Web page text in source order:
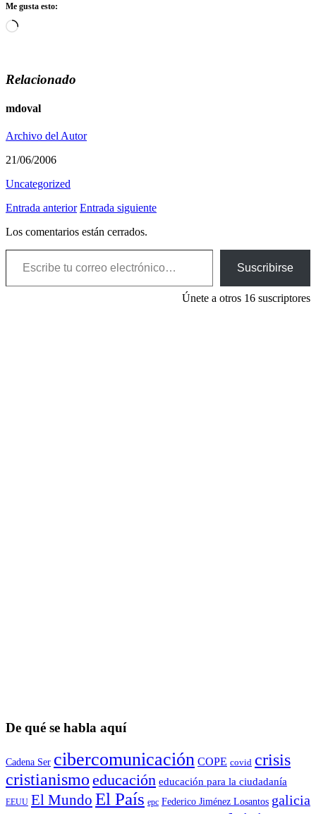
Me gusta esto:
Cargando...
Relacionado
mdoval
Archivo del Autor
21/06/2006
Uncategorized
Entrada anterior Entrada siguiente
Los comentarios están cerrados.
Escribe tu correo electrónico…
Suscribirse
Únete a otros 16 suscriptores
De qué se habla aquí
Cadena Ser cibercomunicación COPE covid crisis
cristianismo educación educación para la ciudadaní­a
EEUU El Mundo El País epc Federico Jiménez Losantos galicia